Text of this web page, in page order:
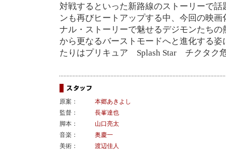
対戦するといった新路線のストーリーで話
ンも再びヒートアップする中、今回の映
ナル・ストーリーで魅せるデジモンたち
から更なるバーストモードへと進化する
たりはプリキュア Splash Star チクタク
原案：
本郷あきよし
監督：
長峯達也
脚本：
山口亮太
音楽：
奥慶一
美術：
渡辺佳人